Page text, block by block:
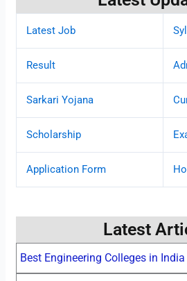
Latest Job
Result
Sarkari Yojana
Scholarship
Application Form
Latest
Best Engineering Colleges in